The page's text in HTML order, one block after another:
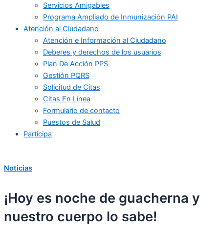
Servicios Amigables
Programa Ampliado de Inmunización PAI
Atención al Ciudadano
Atención e Información al Ciudadano
Deberes y derechos de los usuarios
Plan De Acción PPS
Gestión PQRS
Solicitud de Citas
Citas En Línea
Formulario de contacto
Puestos de Salud
Participa
Noticias
¡Hoy es noche de guacherna y
nuestro cuerpo lo sabe!